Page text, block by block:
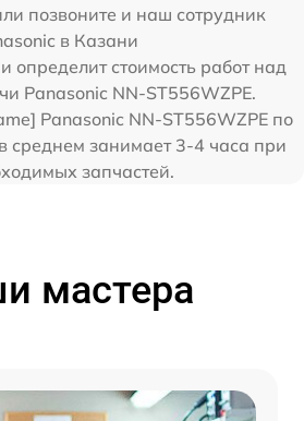
позвоните и наш сотрудник
в Казани
определит стоимость работ над
Panasonic NN-ST556WZPE.
Panasonic NN-ST556WZPE по
среднем занимает 3-4 часа при
запчастей.
мастера